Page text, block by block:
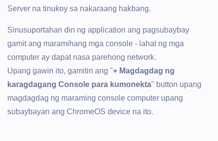
Server na tinukoy sa nakaraang hakbang.
Sinusuportahan din ng application ang pagsubaybay
gamit ang maramihang mga console - lahat ng mga
computer ay dapat nasa parehong network.
Upang gawin ito, gamitin ang "+ Magdagdag ng
karagdagang Console para kumonekta" button upang
magdagdag ng maraming console computer upang
subaybayan ang ChromeOS device na ito.